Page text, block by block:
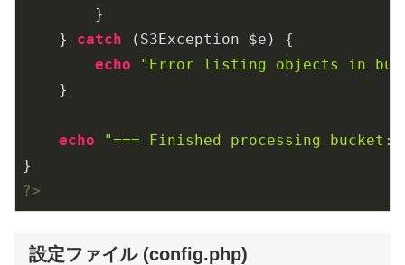
        }
    }
catch (S3Exception $e) {
echo
"Error listing objects in
    }
echo
"=== Finished processing bucket:
?>
設定ファイル (config.php)